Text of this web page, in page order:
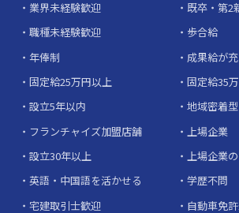
業界未経験歓迎
既卒・第2
職種未経験歓迎
歩合給
年俸制
成果給が
固定給25万円以上
固定給35
設立5年以内
地域密着型
フランチャイズ加盟店舗
上場企業
設立30年以上
上場企業
英語・中国語を活かせる
学歴不問
宅建取引士歓迎
自動車免